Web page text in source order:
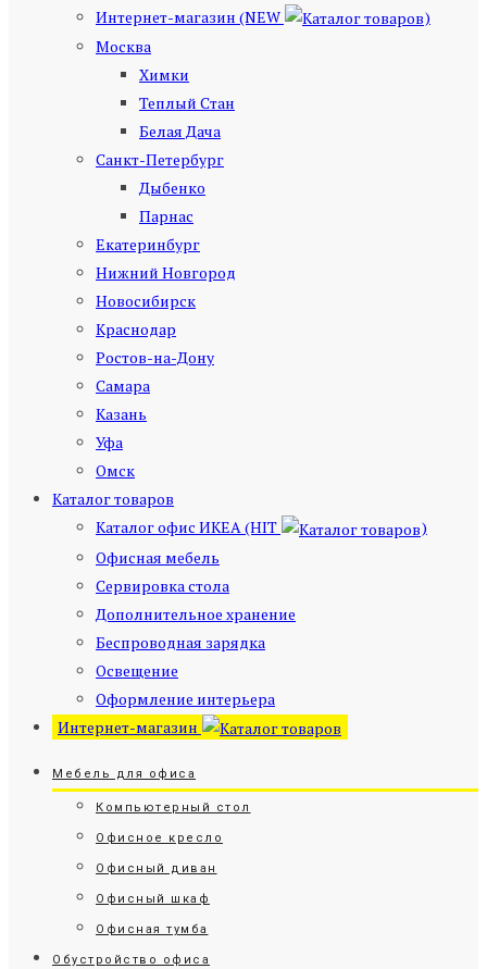
Интернет-магазин (NEW
)
Москва
Химки
Теплый Стан
Белая Дача
Санкт-Петербург
Дыбенко
Парнас
Екатеринбург
Нижний Новгород
Новосибирск
Краснодар
Ростов-на-Дону
Самара
Казань
Уфа
Омск
Каталог товаров
Каталог офис ИКЕА (HIT
)
Офисная мебель
Сервировка стола
Дополнительное хранение
Беспроводная зарядка
Освещение
Оформление интерьера
Интернет-магазин
Мебель для офиса
Компьютерный стол
Офисное кресло
Офисный диван
Офисный шкаф
Офисная тумба
Обустройство офиса